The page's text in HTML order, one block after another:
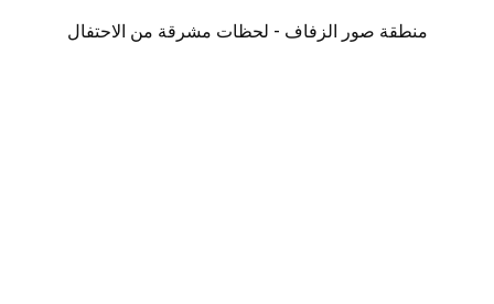
منطقة صور الزفاف - لحظات مشرقة من الاحتفال